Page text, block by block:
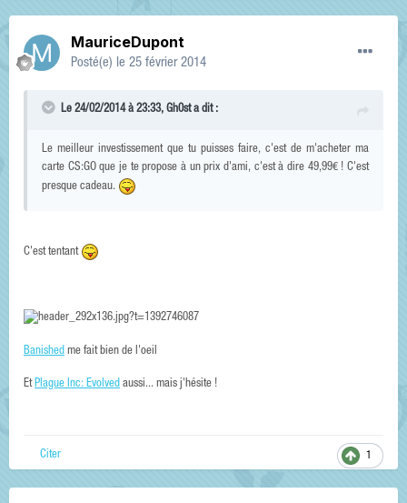
MauriceDupont
Posté(e) le 25 février 2014
Le 24/02/2014 à 23:33, Gh0st a dit :
Le meilleur investissement que tu puisses faire, c'est de m'acheter ma
carte CS:GO que je te propose à un prix d'ami, c'est à dire 49,99€ ! C'est
presque cadeau.
C'est tentant
Banished me fait bien de l'oeil
Et Plague Inc: Evolved aussi... mais j'hésite !
1
Citer